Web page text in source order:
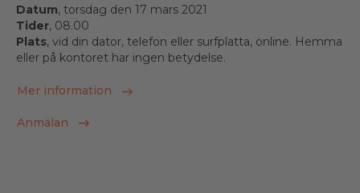
Datum, torsdag den 17 mars 2021
Tider, 08.00
Plats, vid din dator, telefon eller surfplatta, online. Hemma
eller på kontoret har ingen betydelse.
Mer information
Anmälan